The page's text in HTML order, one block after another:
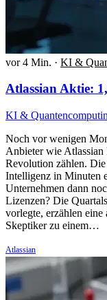
vor 4 Min. · KI &
Atlassian Aktie:
KI &
Noch vor wenigen
Anbieter wie
Revolution zählen.
Intelligenz in Minuten
Unternehmen dann
Lizenzen? Die
vorlegte, erzählen
Skeptiker zu einem…
Atlassian